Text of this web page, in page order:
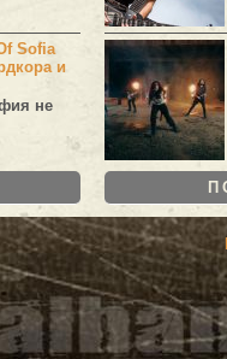
Sofia
и
не